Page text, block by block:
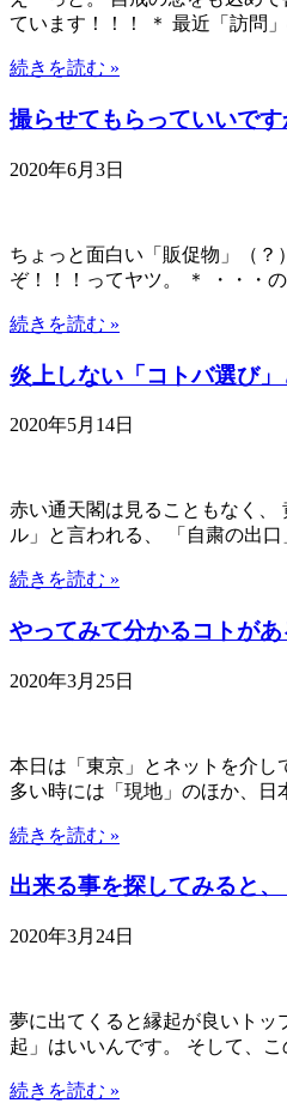
ています！！！ ＊ 最近「訪問
続きを読む »
撮らせてもらっていいで
2020年6月3日
ちょっと面白い「販促物」（？
ぞ！！！ってヤツ。 ＊ ・・・
続きを読む »
炎上しない「コトバ選び
2020年5月14日
赤い通天閣は見ることもなく、
ル」と言われる、 「自粛の出
続きを読む »
やってみて分かるコトが
2020年3月25日
本日は「東京」とネットを介し
多い時には「現地」のほか、
続きを読む »
出来る事を探してみると
2020年3月24日
夢に出てくると縁起が良いト
起」はいいんです。 そして
続きを読む »